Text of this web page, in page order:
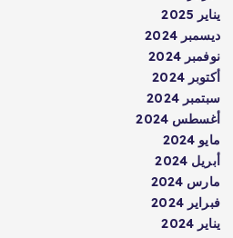
يناير 2025
ديسمبر 2024
نوفمبر 2024
أكتوبر 2024
سبتمبر 2024
أغسطس 2024
مايو 2024
أبريل 2024
مارس 2024
فبراير 2024
يناير 2024